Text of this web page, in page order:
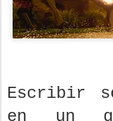
Escribir